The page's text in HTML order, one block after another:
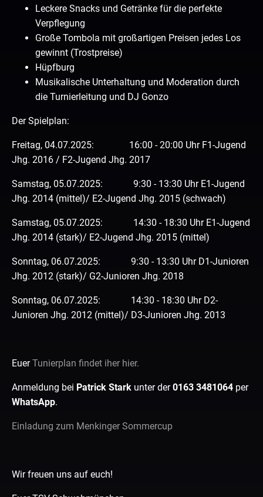
Leckere Snacks und Getränke für die perfekte
Verpflegung
Große Tombola mit großartigen Preisen jedes Los
gewinnt (Trostpreise)
Hüpfburg
Musikalische Unterhaltung und Moderation durch
die Turnierleitung und DJ Gonzo
Der Spielplan:
Freitag, 04.07.2025: 16:00 - 20:00 Uhr F1-Jugend
Jhg. 2016 / F2-Jugend Jhg. 2017
Samstag, 05.07.2025: 9:30 - 13:30 Uhr E1-Jugend
Jhg. 2014 (mittel)/ E2-Jugend Jhg. 2015 (schwach)
Samstag, 05.07.2025: 14:30 - 18:30 Uhr E1-Jugend
Jhg. 2014 (stark)/ E2-Jugend Jhg. 2015 (mittel)
Sonntag, 06.07.2025: 9:30 - 13:30 Uhr D1-Junioren
Jhg. 2012 (stark)/ G2-Junioren Jhg. 2018
Sonntag, 06.07.2025: 14:30 - 18:30 Uhr D2-
Junioren Jhg. 2012 (mittel)/ D3-Junioren Jhg. 2013
EuerTunierplan findet iher hier.
Anmeldung bei Patrick Stark unter der0163 3481064 per
WhatsApp.
Einladung zum Menkinger Sommercup
Wir freuen uns auf euch!